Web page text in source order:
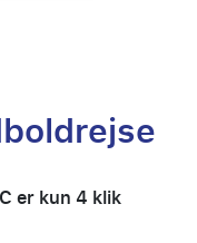
er kun 4 klik